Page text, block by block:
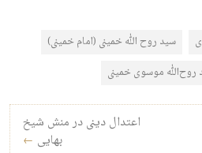
سید روح الله خمینی (امام خمینی)
روح‌الله موسوی خمینی
اعتدال دینی در منش شیخ
بهایی ←